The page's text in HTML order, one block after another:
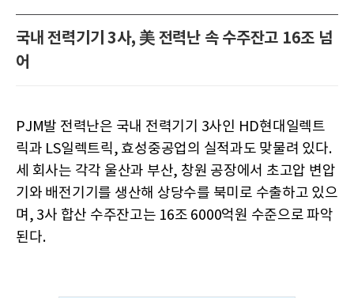
국내 전력기기 3사, 美 전력난 속 수주잔고 16조 넘
어
PJM발 전력난은 국내 전력기기 3사인 HD현대일렉트
릭과 LS일렉트릭, 효성중공업의 실적과도 맞물려 있다.
세 회사는 각각 울산과 부산, 창원 공장에서 초고압 변압
기와 배전기기를 생산해 상당수를 북미로 수출하고 있으
며, 3사 합산 수주잔고는 16조 6000억원 수준으로 파악
된다.